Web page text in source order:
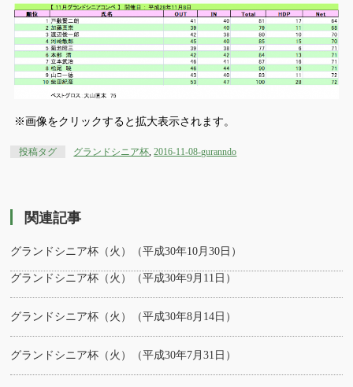
※画像をクリックすると拡大表示されます。
投稿タグ グランドシニア杯 ,2016-11-08-guranndo
関連記事
グランドシニア杯（火）（平成30年10月30日）
グランドシニア杯（火）（平成30年9月11日）
グランドシニア杯（火）（平成30年8月14日）
グランドシニア杯（火）（平成30年7月31日）